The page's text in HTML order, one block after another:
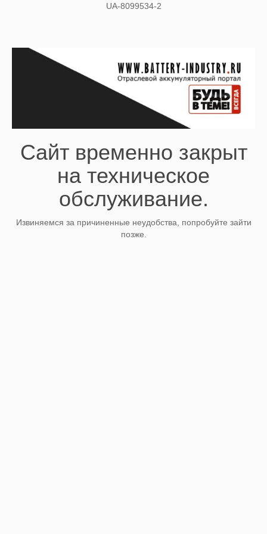
UA-8099534-2
Сайт временно закрыт
на техническое
обслуживание.
Извиняемся за причиненные неудобства, попробуйте зайти
позже.